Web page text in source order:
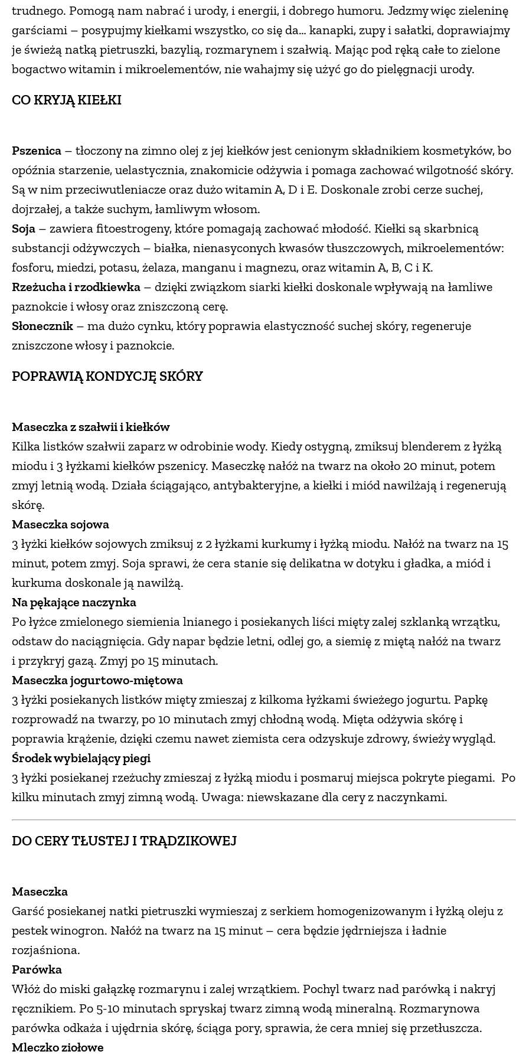
trudnego. Pomogą nam nabrać i urody, i energii, i dobrego humoru. Jedzmy więc zieleninę
garściami – posypujmy kiełkami wszystko, co się da… kanapki, zupy i sałatki, doprawiajmy
je świeżą natką pietruszki, bazylią, rozmarynem i szałwią. Mając pod ręką całe to zielone
bogactwo witamin i mikroelementów, nie wahajmy się użyć go do pielęgnacji urody.
CO KRYJĄ KIEŁKI
Pszenica – tłoczony na zimno olej z jej kiełków jest cenionym składnikiem kosmetyków, bo
opóźnia starzenie, uelastycznia, znakomicie odżywia i pomaga zachować wilgotność skóry.
Są w nim przeciwutleniacze oraz dużo witamin A, D i E. Doskonale zrobi cerze suchej,
dojrzałej, a także suchym, łamliwym włosom.
Soja – zawiera fitoestrogeny, które pomagają zachować młodość. Kiełki są skarbnicą
substancji odżywczych – białka, nienasyconych kwasów tłuszczowych, mikroelementów:
fosforu, miedzi, potasu, żelaza, manganu i magnezu, oraz witamin A, B, C i K.
Rzeżucha i rzodkiewka – dzięki związkom siarki kiełki doskonale wpływają na łamliwe
paznokcie i włosy oraz zniszczoną cerę.
Słonecznik – ma dużo cynku, który poprawia elastyczność suchej skóry, regeneruje
zniszczone włosy i paznokcie.
POPRAWIĄ KONDYCJĘ SKÓRY
Maseczka z szałwii i kiełków
Kilka listków szałwii zaparz w odrobinie wody. Kiedy ostygną, zmiksuj blenderem z łyżką
miodu i 3 łyżkami kiełków pszenicy. Maseczkę nałóż na twarz na około 20 minut, potem
zmyj letnią wodą. Działa ściągająco, antybakteryjne, a kiełki i miód nawilżają i regenerują
skórę.
Maseczka sojowa
3 łyżki kiełków sojowych zmiksuj z 2 łyżkami kurkumy i łyżką miodu. Nałóż na twarz na 15
minut, potem zmyj. Soja sprawi, że cera stanie się delikatna w dotyku i gładka, a miód i
kurkuma doskonale ją nawilżą.
Na pękające naczynka
Po łyżce zmielonego siemienia lnianego i posiekanych liści mięty zalej szklanką wrzątku,
odstaw do naciągnięcia. Gdy napar będzie letni, odlej go, a siemię z miętą nałóż na twarz
i przykryj gazą. Zmyj po 15 minutach.
Maseczka jogurtowo-miętowa
3 łyżki posiekanych listków mięty zmieszaj z kilkoma łyżkami świeżego jogurtu. Papkę
rozprowadź na twarzy, po 10 minutach zmyj chłodną wodą. Mięta odżywia skórę i
poprawia krążenie, dzięki czemu nawet ziemista cera odzyskuje zdrowy, świeży wygląd.
Środek wybielający piegi
3 łyżki posiekanej rzeżuchy zmieszaj z łyżką miodu i posmaruj miejsca pokryte piegami. Po
kilku minutach zmyj zimną wodą. Uwaga: niewskazane dla cery z naczynkami.
DO CERY TŁUSTEJ I TRĄDZIKOWEJ
Maseczka
Garść posiekanej natki pietruszki wymieszaj z serkiem homogenizowanym i łyżką oleju z
pestek winogron. Nałóż na twarz na 15 minut – cera będzie jędrniejsza i ładnie
rozjaśniona.
Parówka
Włóż do miski gałązkę rozmarynu i zalej wrzątkiem. Pochyl twarz nad parówką i nakryj
ręcznikiem. Po 5-10 minutach spryskaj twarz zimną wodą mineralną. Rozmarynowa
parówka odkaża i ujędrnia skórę, ściąga pory, sprawia, że cera mniej się przetłuszcza.
Mleczko ziołowe